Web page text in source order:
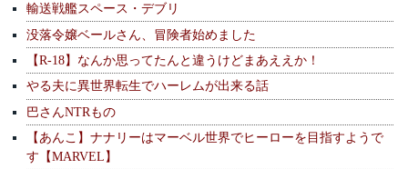
輸送戦艦スペース・デブリ
没落令嬢ベールさん、冒険者始めました
【R-18】なんか思ってたんと違うけどまあええか！
やる夫に異世界転生でハーレムが出来る話
巴さんNTRもの
【あんこ】ナナリーはマーベル世界でヒーローを目指すようで
す【MARVEL】